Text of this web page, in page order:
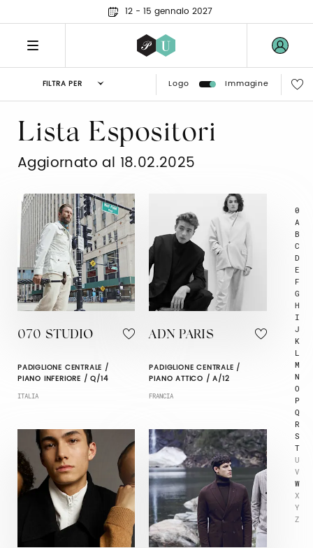
12 - 15 gennaio 2027
FILTRA PER Logo Immagine
0
A
B
C
D
E
F
G
H
I
J
K
L
M
N
O
P
Q
R
S
T
U
V
W
X
Y
Z
Lista Espositori
Aggiornato al 18.02.2025
070 STUDIO
PADIGLIONE CENTRALE /
PIANO INFERIORE / Q/14
ITALIA
ADN PARIS
PADIGLIONE CENTRALE /
PIANO ATTICO / A/12
FRANCIA